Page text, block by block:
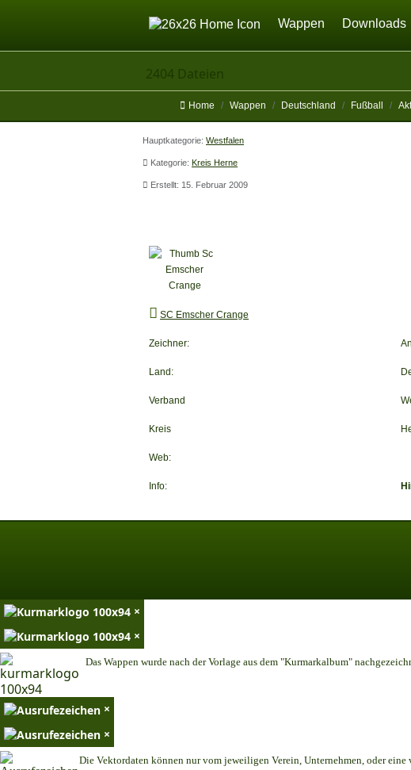
Home
Wappen Downloads
2404 Dateien
Home Wappen Deutschland Fußball
Hauptkategorie: Westfalen
Kategorie: Kreis Herne
Erstellt: 15. Februar 2009
SC Emscher Crange
Zeichner:
Land:
Verband
Kreis
Web:
Info:
×
×
Das Wappen wurde nach der Vorlage aus dem "Kurmarkalbum"
×
×
Die Vektordaten können nur vom jeweiligen Verein, Unternehmen, oder eine